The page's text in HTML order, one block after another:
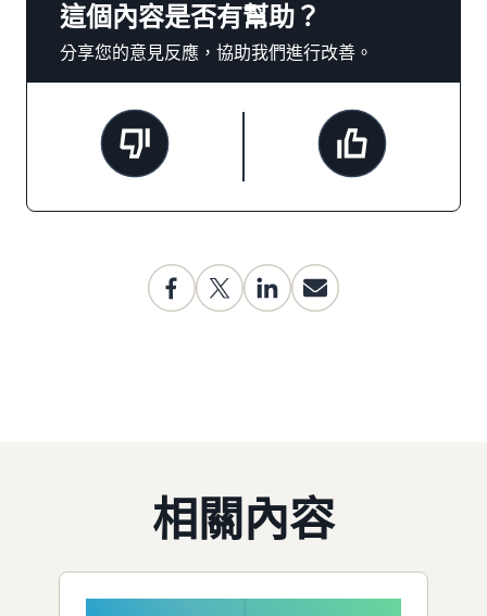
這個內容是否有幫助？
分享您的意見反應，協助我們進行改善。
相關內容